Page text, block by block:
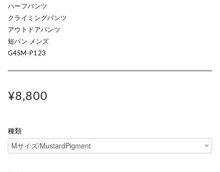
ハーフパンツ
クライミングパンツ
アウトドアパンツ
短パン メンズ
G4SM-P123
¥8,800
種類